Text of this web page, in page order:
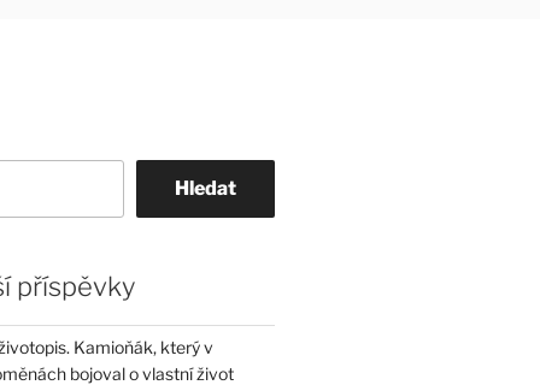
Hledat
příspěvky
Kamioňák, který v
bojoval o vlastní život